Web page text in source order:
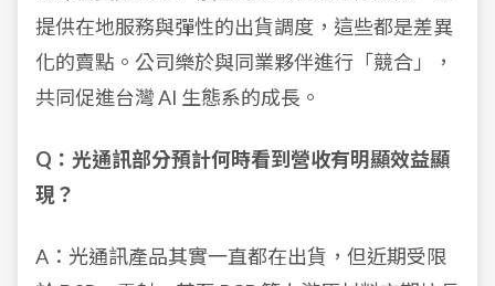
提供在地服務與彈性的出貨調度，這些都是差異
化的賣點。公司樂於與同業夥伴進行「競合」，
共同促進台灣 AI 生態系的成長。
Q：光通訊部分預計何時看到營收有明顯效益顯
現？
A：光通訊產品其實一直都在出貨，但近期受限